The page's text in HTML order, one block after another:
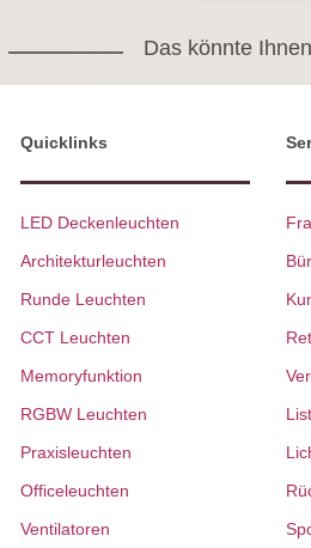
Das könnte
Quicklinks
LED Deckenleuchten
Architekturleuchten
Runde Leuchten
CCT Leuchten
Memoryfunktion
RGBW Leuchten
Praxisleuchten
Officeleuchten
Ventilatoren